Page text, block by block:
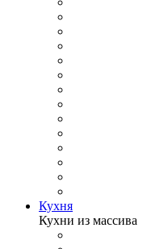
Кухня
Кухни из массива